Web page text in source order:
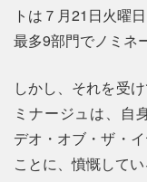
トは７月21日火曜
最多9部門でノミネ
しかし、それを受
ミナージュは、自
デオ・オブ・ザ・
ことに、憤慨してい